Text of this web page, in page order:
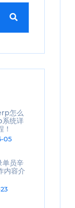
怎么
统详
！
05
员辛
内容介